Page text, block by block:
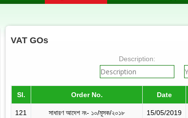
VAT GOs
Description:
Sl. Order No. Date
121 সাধারণ আদেশ নং- ১০/মূসক/২০১৮ 15/05/2019